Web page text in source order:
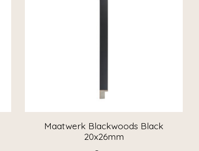
Maatwerk Blackwoods Black
20x26mm